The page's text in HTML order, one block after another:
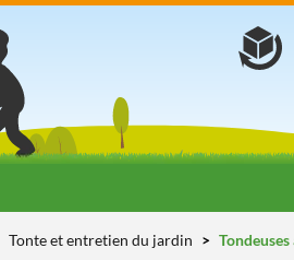
Tonte et entretien du jardin Tondeuses